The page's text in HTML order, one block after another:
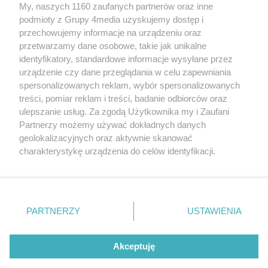
REKLAMA
Reklama Kontakt
Informacja o Nadawcy
Szukaj
My, naszych 1160 zaufanych partnerów oraz inne
podmioty z Grupy 4media uzyskujemy dostęp i
przechowujemy informacje na urządzeniu oraz
przetwarzamy dane osobowe, takie jak unikalne
identyfikatory, standardowe informacje wysyłane przez
urządzenie czy dane przeglądania w celu zapewniania
spersonalizowanych reklam, wybór spersonalizowanych
treści, pomiar reklam i treści, badanie odbiorców oraz
ulepszanie usług. Za zgodą Użytkownika my i Zaufani
Partnerzy możemy używać dokładnych danych
geolokalizacyjnych oraz aktywnie skanować
charakterystykę urządzenia do celów identyfikacji.
zmienić/wycofać klikając przycisk ustawień prywatności
znajdujący się w lewym dolnym rogu strony
. Niektóre
użytkownika, ale masz prawo sprzeciwić się takiemu
przetwarzaniu. Preferencje będą miały zastosowania tylko
PARTNERZY USTAWIENIA
Akceptuję